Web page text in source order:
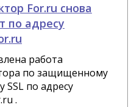
For.ru снова
по адресу
работа
по защищенному
SSL по адресу
.